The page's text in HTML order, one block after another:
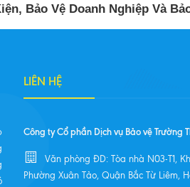
Bảo Vệ Doanh Nghiệp Và
LIÊN HỆ
Công ty Cổ phần Dịch vụ Bảo vệ Trường
Văn phòng ĐD: Tòa nhà N03-T1,
Phường Xuân Tảo, Quận Bắc Từ Liêm,